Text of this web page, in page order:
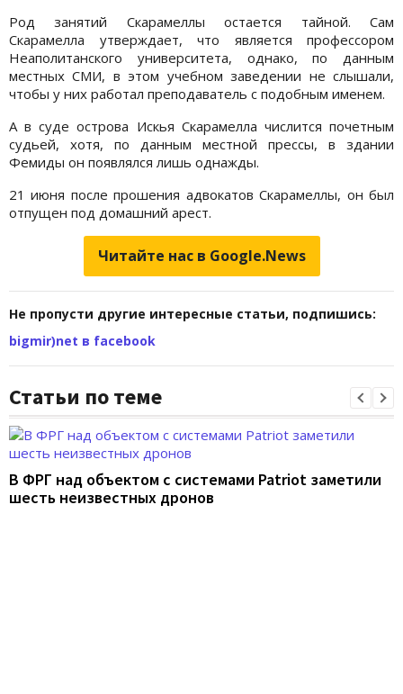
Род занятий Скарамеллы остается тайной. Сам
Скарамелла утверждает, что является профессором
Неаполитанского университета, однако, по данным
местных СМИ, в этом учебном заведении не слышали,
чтобы у них работал преподаватель с подобным именем.
А в суде острова Искья Скарамелла числится почетным
судьей, хотя, по данным местной прессы, в здании
Фемиды он появлялся лишь однажды.
21 июня после прошения адвокатов Скарамеллы, он был
отпущен под домашний арест.
Читайте нас в Google.News
Не пропусти другие интересные статьи, подпишись:
bigmir)net в facebook
Статьи по теме
В ФРГ над объектом с системами Patriot заметили
шесть неизвестных дронов